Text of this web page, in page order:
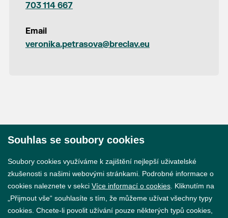
703 114 667
Email
veronika.petrasova@breclav.eu
Souhlas se soubory cookies
Soubory cookies využíváme k zajištění nejlepší uživatelské
zkušenosti s našimi webovými stránkami. Podrobné informace o
cookies naleznete v sekci Více informací o cookies . Kliknutím na
„Přijmout vše“ souhlasíte s tím, že můžeme užívat všechny typy
cookies. Chcete-li povolit užívání pouze některých typů cookies,